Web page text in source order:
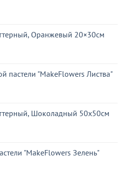
Оранжевый 20×30см
пастели "MakeFlowers Листва"
Шоколадный 50x50см
"MakeFlowers Зелень"